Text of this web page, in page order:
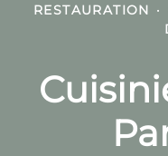
RESTAURATION ·